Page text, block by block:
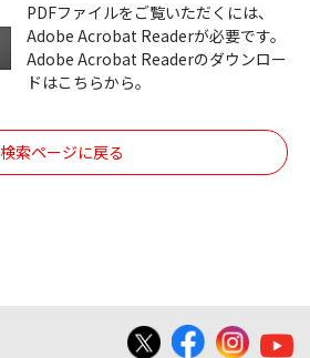
ールコマンドの仕様書、およ
のダウンロードファイルにつ
含むすべての権利は、アイコ
ウンロードしたファイルは、
る以外にはご使用できませ
ください。
PDFファイルをご覧いただくには、
Adobe Acrobat Readerが必要です。
Adobe Acrobat Readerのダウンロー
ドはこちらから。
検索ページに戻る